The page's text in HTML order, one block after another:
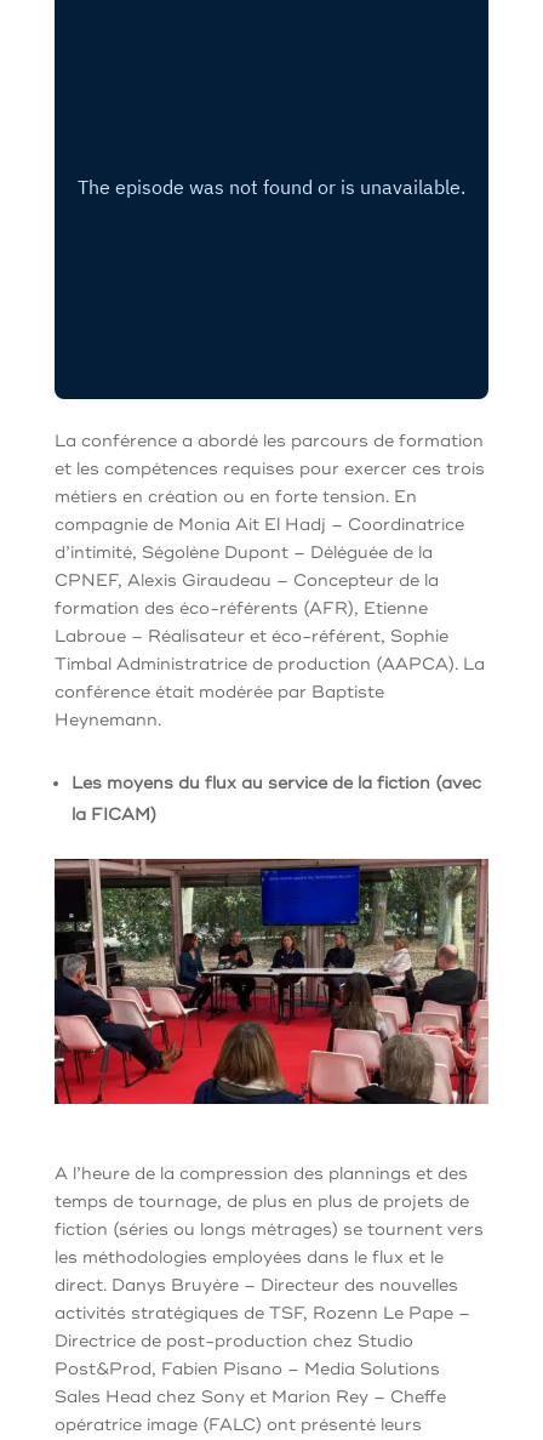
La conférence a abordé les parcours de formation
et les compétences requises pour exercer ces trois
métiers en création ou en forte tension. En
compagnie de Monia Ait El Hadj – Coordinatrice
d’intimité, Ségolène Dupont – Déléguée de la
CPNEF, Alexis Giraudeau – Concepteur de la
formation des éco-référents (AFR), Etienne
Labroue – Réalisateur et éco-référent, Sophie
Timbal Administratrice de production (AAPCA). La
conférence était modérée par Baptiste
Heynemann.
Les moyens du flux au service de la fiction (avec
la FICAM)
A l’heure de la compression des plannings et des
temps de tournage, de plus en plus de projets de
fiction (séries ou longs métrages) se tournent vers
les méthodologies employées dans le flux et le
direct. Danys Bruyère – Directeur des nouvelles
activités stratégiques de TSF, Rozenn Le Pape –
Directrice de post-production chez Studio
Post&Prod, Fabien Pisano – Media Solutions
Sales Head chez Sony et Marion Rey – Cheffe
opératrice image (FALC) ont présenté leurs